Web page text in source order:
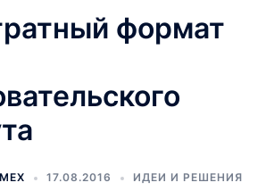
формат
17.08.2016 ИДЕИ И РЕШЕНИЯ